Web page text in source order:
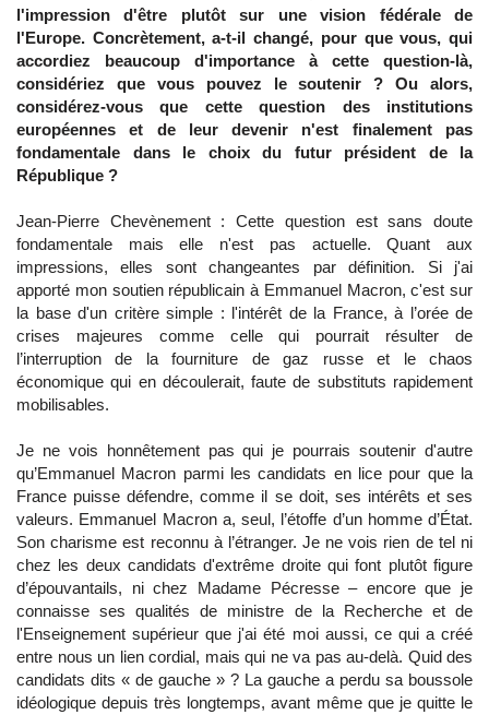
l'impression d'être plutôt sur une vision fédérale de
l'Europe. Concrètement, a-t-il changé, pour que vous, qui
accordiez beaucoup d'importance à cette question-là,
considériez que vous pouvez le soutenir ? Ou alors,
considérez-vous que cette question des institutions
européennes et de leur devenir n'est finalement pas
fondamentale dans le choix du futur président de la
République ?
Jean-Pierre Chevènement : Cette question est sans doute
fondamentale mais elle n'est pas actuelle. Quant aux
impressions, elles sont changeantes par définition. Si j'ai
apporté mon soutien républicain à Emmanuel Macron, c'est sur
la base d'un critère simple : l'intérêt de la France, à l’orée de
crises majeures comme celle qui pourrait résulter de
l’interruption de la fourniture de gaz russe et le chaos
économique qui en découlerait, faute de substituts rapidement
mobilisables.
Je ne vois honnêtement pas qui je pourrais soutenir d'autre
qu’Emmanuel Macron parmi les candidats en lice pour que la
France puisse défendre, comme il se doit, ses intérêts et ses
valeurs. Emmanuel Macron a, seul, l’étoffe d’un homme d’État.
Son charisme est reconnu à l’étranger. Je ne vois rien de tel ni
chez les deux candidats d'extrême droite qui font plutôt figure
d’épouvantails, ni chez Madame Pécresse – encore que je
connaisse ses qualités de ministre de la Recherche et de
l'Enseignement supérieur que j'ai été moi aussi, ce qui a créé
entre nous un lien cordial, mais qui ne va pas au-delà. Quid des
candidats dits « de gauche » ? La gauche a perdu sa boussole
idéologique depuis très longtemps, avant même que je quitte le